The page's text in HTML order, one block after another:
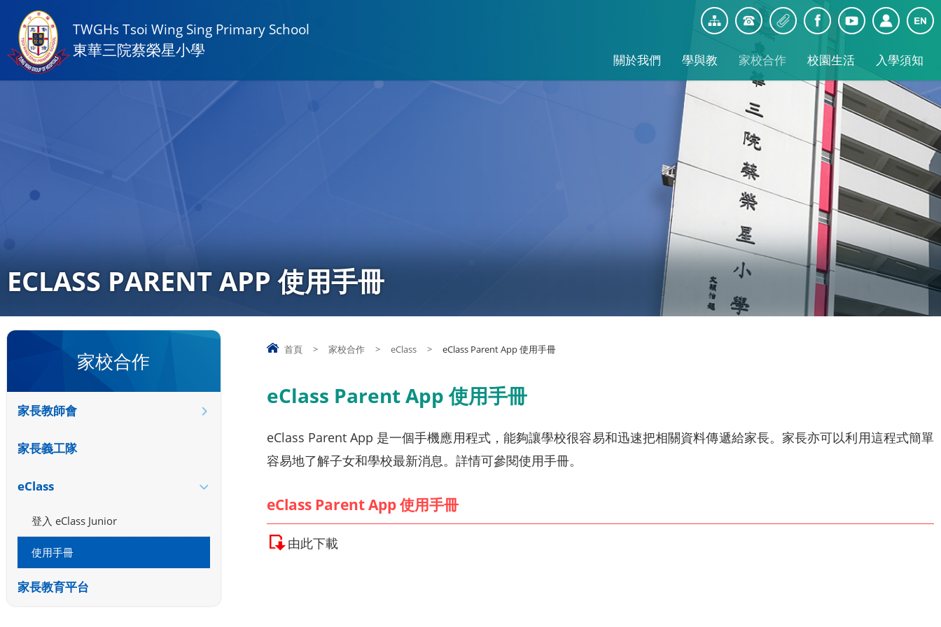
TWGHs Tsoi Wing Sing Primary School
東華三院蔡榮星小學
關於我們 學與教 家校合作 校園生活 入學須知
ECLASS PARENT APP 使用手冊
首頁 > 家校合作 > eClass > eClass Parent App 使用手冊
eClass Parent App 使用手冊
eClass Parent App 是一個手機應用程式，能夠讓學校很容易和迅速把相關資料傳遞給家長。家長亦可以利用這程式簡單
容易地了解子女和學校最新消息。詳情可參閱使用手冊。
eClass Parent App 使用手冊
由此下載
家校合作
家長教師會
家長義工隊
eClass
登入 eClass Junior
使用手冊
家長教育平台